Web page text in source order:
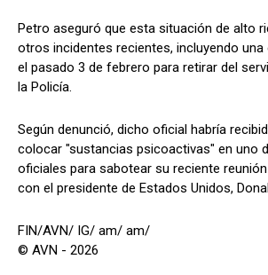
Petro aseguró que esta situación de alto
otros incidentes recientes, incluyendo
el pasado 3 de febrero para retirar del
la Policía.
Según denunció, dicho oficial habría
colocar "sustancias psicoactivas" en uno
oficiales para sabotear su reciente
con el presidente de Estados Unidos,
FIN/AVN/ IG/ am/ am/
© AVN - 2026